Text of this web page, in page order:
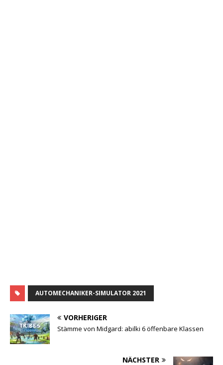
AUTOMECHANIKER-SIMULATOR 2021
VORHERIGER
Stämme von Midgard: abilki 6 öffenbare Klassen
NÄCHSTER